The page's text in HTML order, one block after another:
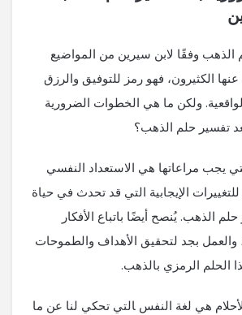
الذهب وفقًا لابن سيرين من المواضيع
الكثيرون، فهو رمز ⁢للتوفيق والرزق
​ولكن ما هي الخطوات الضرورية
تفسير حلم الذهب؟
يجب مراعاتها هي الاستعداد النفسي
الإيجابية التي قد تحدث في حياة
الذهب. يُنصح ⁢أيضًا باتباع الأفكار
والعمل بجد لتحقيق ⁣الأهداف والطموحات
الحلم الرمزي بالذهب.
هي لغة النفس ‍التي تحكي لنا عن ما